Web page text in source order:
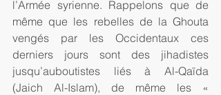
l’Armée syrienne. Rappelons que de
même que les rebelles de la Ghouta
vengés par les Occidentaux ces
derniers jours sont des jihadistes
jusqu’auboutistes liés à Al-Qaïda
(Jaich Al-Islam), de même les «